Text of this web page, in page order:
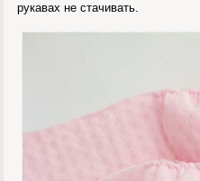
рукавах не стачивать.